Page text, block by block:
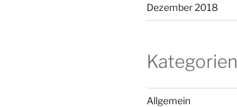
Dezember 2018
Kategorien
Allgemein